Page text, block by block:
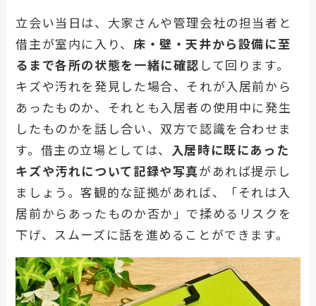
立会い当日は、大家さんや管理会社の担当者と
借主が室内に入り、 床・壁・天井から設備に至
るまで各所の状態を一緒に確認 して回ります。
キズや汚れを発見した場合、それが入居前から
あったものか、それとも入居者の使用中に発生
したものかを話し合い、双方で認識を合わせま
す。借主の立場としては、 入居時に既にあった
キズや汚れについて記録や写真があれば提示し
ましょう。客観的な証拠があれば、「それは入
居前からあったものか否か」で揉めるリスクを
下げ、スムーズに話を進めることができます。